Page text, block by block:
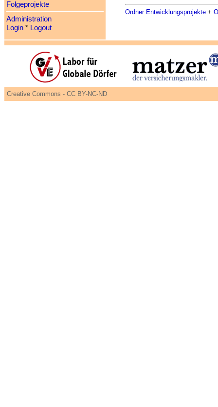
Folgeprojekte
Administration
Login* Logout
Ordner Entwicklungsprojekte+
Creative Commons - CC BY-NC-ND